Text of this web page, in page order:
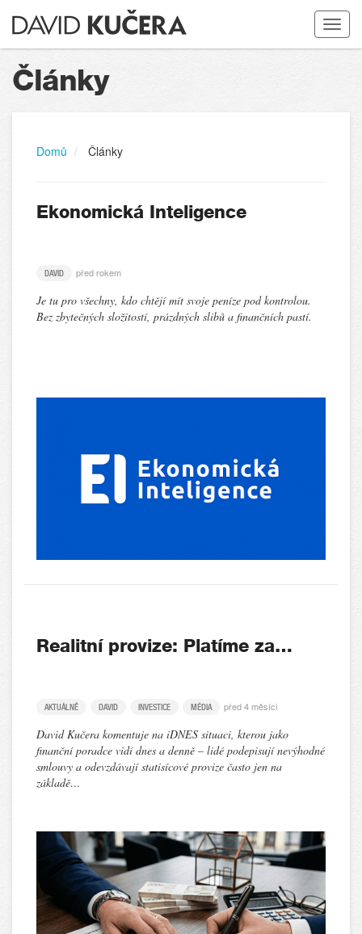
Toggle
Články
Domů Články
Ekonomická Inteligence
DAVID před rokem
Je tu pro všechny, kdo chtějí mít svoje peníze pod kontrolou.
Bez zbytečných složitostí, prázdných slibů a finančních pastí.
Realitní provize: Platíme za…
AKTUÁLNĚ DAVID INVESTICE MÉDIA před 4 měsíci
David Kučera komentuje na iDNES situaci, kterou jako
finanční poradce vidí dnes a denně – lidé podepisují nevýhodné
smlouvy a odevzdávají statisícové provize často jen na
základě…